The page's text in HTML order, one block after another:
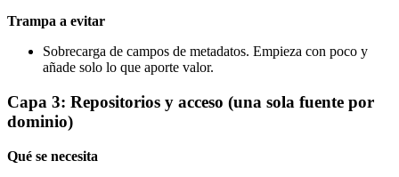
Trampa a evitar
Sobrecarga de campos de metadatos. Empieza con poco y
añade solo lo que aporte valor.
Capa 3: Repositorios y acceso (una sola fuente por
dominio)
Qué se necesita